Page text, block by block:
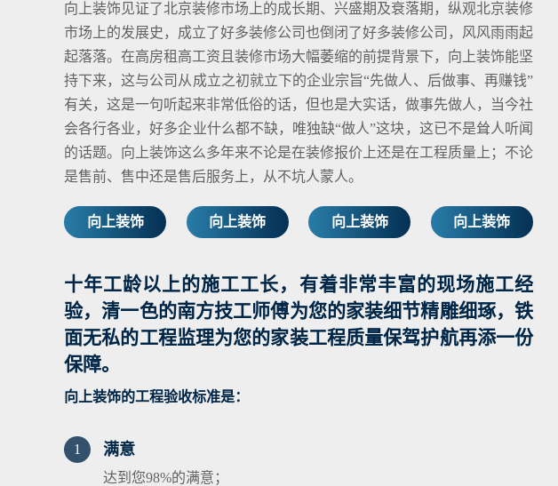
向上装饰见证了北京装修市场上的成长期、兴盛期及衰落期，纵观北京装修
市场上的发展史，成立了好多装修公司也倒闭了好多装修公司，风风雨雨起
起落落。在高房租高工资且装修市场大幅萎缩的前提背景下，向上装饰能坚
持下来，这与公司从成立之初就立下的企业宗旨“先做人、后做事、再赚钱”
有关，这是一句听起来非常低俗的话，但也是大实话，做事先做人，当今社
会各行各业，好多企业什么都不缺，唯独缺“做人”这块，这已不是耸人听闻
的话题。向上装饰这么多年来不论是在装修报价上还是在工程质量上；不论
是售前、售中还是售后服务上，从不坑人蒙人。
向上装饰 向上装饰 向上装饰 向上装饰
十年工龄以上的施工工长，有着非常丰富的现场施工经
验，清一色的南方技工师傅为您的家装细节精雕细琢，铁
面无私的工程监理为您的家装工程质量保驾护航再添一份
保障。
向上装饰的工程验收标准是：
1 满意
达到您98%的满意；